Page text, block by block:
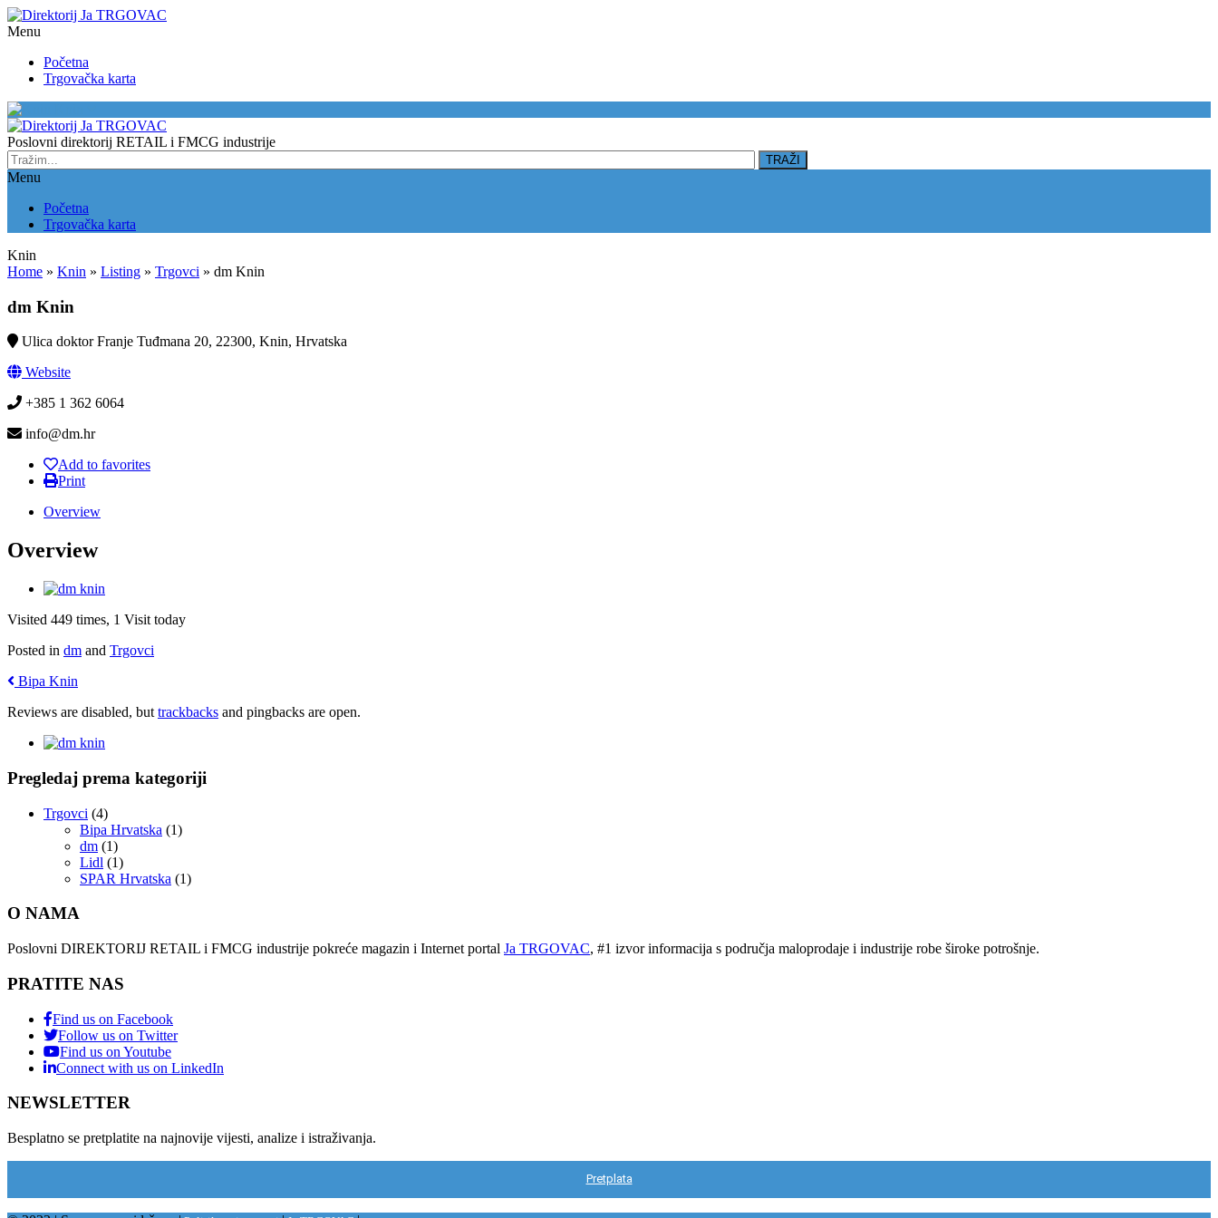
Menu
Početna
Trgovačka karta
Poslovni direktorij RETAIL i FMCG industrije
Menu
Početna
Trgovačka karta
Knin
Home » Knin » Listing » Trgovci » dm Knin
dm Knin
Ulica doktor Franje Tuđmana 20, 22300, Knin, Hrvatska
Website
+385 1 362 6064
info@dm.hr
Add to favorites
Print
Overview
Overview
Visited 449 times, 1 Visit today
Posted in dm and Trgovci
Bipa Knin
Reviews are disabled, but trackbacks and pingbacks are open.
Pregledaj prema kategoriji
Trgovci (4)
Bipa Hrvatska (1)
dm (1)
Lidl (1)
SPAR Hrvatska (1)
O NAMA
Poslovni DIREKTORIJ RETAIL i FMCG industrije pokreće magazin i Internet portal Ja TRGOVAC, #1 izvor informacija s područja maloprodaje i industrije robe široke potrošnje.
PRATITE NAS
Find us on Facebook
Follow us on Twitter
Find us on Youtube
Connect with us on LinkedIn
NEWSLETTER
Besplatno se pretplatite na najnovije vijesti, analize i istraživanja.
Pretplata